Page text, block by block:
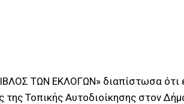
ΤΩΝ ΕΚΛΟΓΩΝ» διαπίστωσα ότι
Τοπικής Αυτοδιοίκησης στον